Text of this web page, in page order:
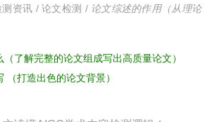
测资讯 / 论文检测 / 论文综述的作用（从理论
了解完整的论文组成写出高质量论文）
（打造出色的论文背景）